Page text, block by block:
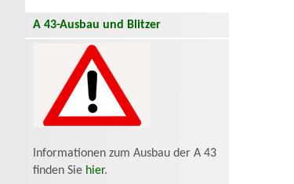
A 43-Ausbau und Blitzer
Informationen zum Ausbau der A 43
finden Sie hier.